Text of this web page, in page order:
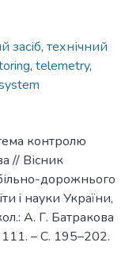
засіб, технічний
, telemetry,
контролю
// Вісник
дорожнього
i науки України,
А. Г. Батракова
111. – С. 195–202.